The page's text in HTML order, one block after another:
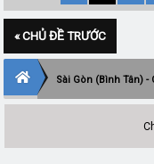
« CHỦ ĐỀ TRƯỚC
Sài Gòn (Bình Tân)